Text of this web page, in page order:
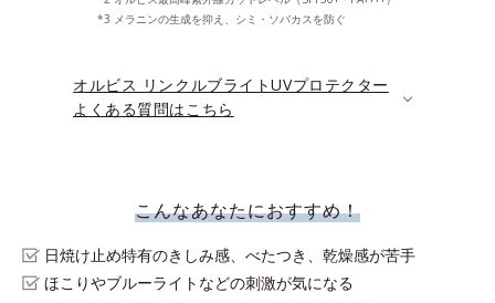
*3 メラニンの生成を抑え、シミ・ソバカスを防ぐ
オルビス リンクルブライトUVプロテクター
よくある質問はこちら
こんなあなたにおすすめ！
日焼け止め特有のきしみ感、べたつき、乾燥感が苦手
ほこりやブルーライトなどの刺激が気になる